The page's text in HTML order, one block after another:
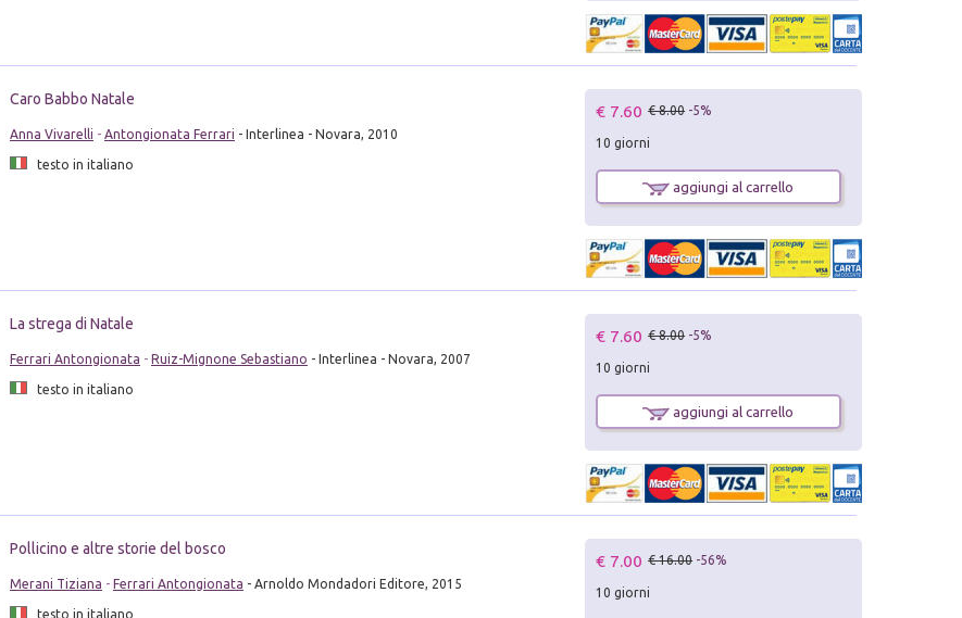
Caro Babbo Natale
Anna Vivarelli - Antongionata Ferrari - Interlinea - Novara, 2010
testo in italiano
€ 7.60 € 8.00 -5%
10 giorni
aggiungi al carrello
La strega di Natale
Ferrari Antongionata - Ruiz-Mignone Sebastiano - Interlinea - Novara, 2007
testo in italiano
€ 7.60 € 8.00 -5%
10 giorni
aggiungi al carrello
Pollicino e altre storie del bosco
Merani Tiziana - Ferrari Antongionata - Arnoldo Mondadori Editore, 2015
testo in italiano
€ 7.00 € 16.00 -56%
10 giorni